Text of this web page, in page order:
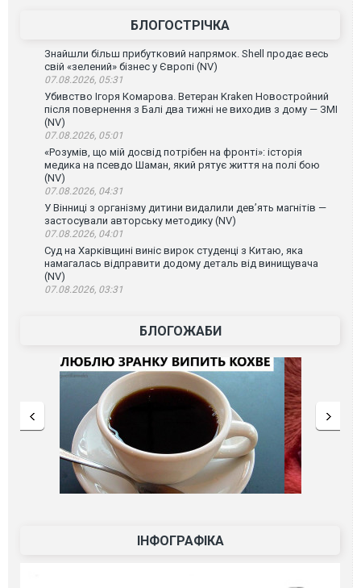
БЛОГОСТРІЧКА
Знайшли більш прибутковий напрямок. Shell продає весь
свій «зелений» бізнес у Європі (NV)
07.08.2026, 05:31
Убивство Ігоря Комарова. Ветеран Kraken Новостройний
після повернення з Балі два тижні не виходив з дому — ЗМІ
(NV)
07.08.2026, 05:01
«Розумів, що мій досвід потрібен на фронті»: історія
медика на псевдо Шаман, який рятує життя на полі бою
(NV)
07.08.2026, 04:31
У Вінниці з організму дитини видалили дев’ять магнітів —
застосували авторську методику (NV)
07.08.2026, 04:01
Суд на Харківщині виніс вирок студенці з Китаю, яка
намагалась відправити додому деталь від винищувача
(NV)
07.08.2026, 03:31
БЛОГОЖАБИ
ІНФОГРАФІКА